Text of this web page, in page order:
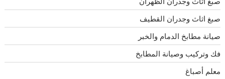
صبغ اثاث وجدران القطيف
صيانة مطابخ الدمام والخبر
فك وتركيب وصيانة المطابخ
معلم أصباغ